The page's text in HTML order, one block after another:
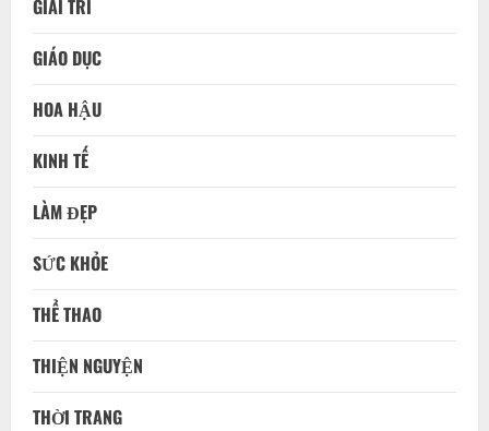
GIẢI TRÍ
GIÁO DỤC
HOA HẬU
KINH TẾ
LÀM ĐẸP
SỨC KHỎE
THỂ THAO
THIỆN NGUYỆN
THỜI TRANG